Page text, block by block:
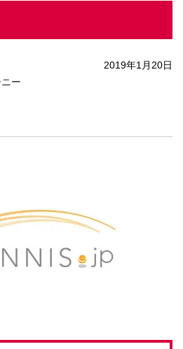
2019年1月20日
ー